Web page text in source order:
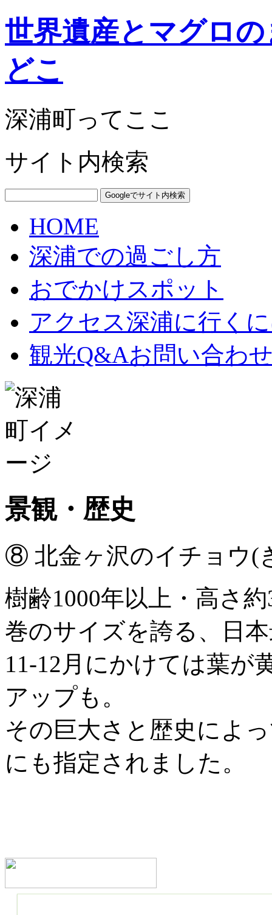
世界遺産とマグロ
どこ
深浦町ってここ
サイト内検索
HOME
深浦での過ごし方
おでかけスポット
アクセス深浦に行く
観光Q&Aお問い合わ
景観・歴史
⑧ 北金ヶ沢のイチョウ(
樹齢1000年以上・高さ
巻のサイズを誇る、日
11-12月にかけては葉が
アップも。
その巨大さと歴史によ
にも指定されました。